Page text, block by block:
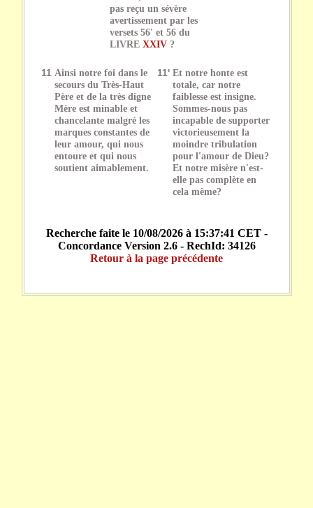
pas reçu un sévère
avertissement par les
versets 56' et 56 du
LIVRE XXIV?
11 Ainsi notre foi dans le
secours du Très-Haut
Père et de la très digne
Mère est minable et
chancelante malgré les
marques constantes de
leur amour, qui nous
entoure et qui nous
soutient aimablement.
11' Et notre honte est
totale, car notre
faiblesse est insigne.
Sommes-nous pas
incapable de supporter
victorieusement la
moindre tribulation
pour l'amour de Dieu?
Et notre misère n'est-
elle pas complète en
cela même?
Recherche faite le 10/08/2026 à 15:37:41 CET -
Concordance Version 2.6 - RechId: 34126
Retour à la page précédente